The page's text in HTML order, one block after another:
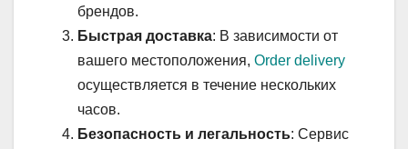
брендов.
Быстрая доставка: В зависимости от
вашего местоположения, Order delivery
осуществляется в течение нескольких
часов.
Безопасность и легальность: Сервис